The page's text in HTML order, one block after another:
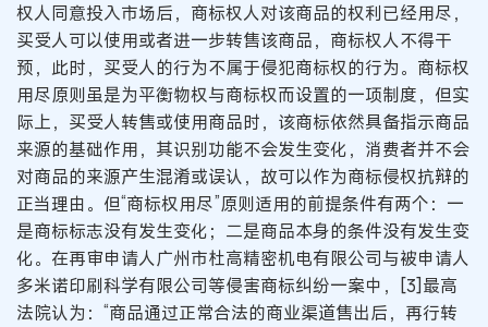
权人同意投入市场后，商标权人对该商品的权利已经用尽，
买受人可以使用或者进一步转售该商品，商标权人不得干
预，此时，买受人的行为不属于侵犯商标权的行为。商标权
用尽原则虽是为平衡物权与商标权而设置的一项制度，但实
际上，买受人转售或使用商品时，该商标依然具备指示商品
来源的基础作用，其识别功能不会发生变化，消费者并不会
对商品的来源产生混淆或误认，故可以作为商标侵权抗辩的
正当理由。但“商标权用尽”原则适用的前提条件有两个：一
是商标标志没有发生变化；二是商品本身的条件没有发生变
化。在再审申请人广州市杜高精密机电有限公司与被申请人
多米诺印刷科学有限公司等侵害商标纠纷一案中，[3]最高
法院认为：“商品通过正常合法的商业渠道售出后，再行转